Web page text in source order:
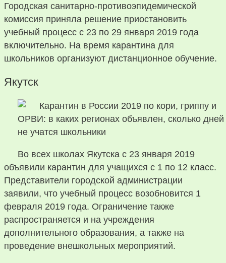
Городская санитарно-противоэпидемической
комиссия приняла решение приостановить
учебный процесс с 23 по 29 января 2019 года
включительно. На время карантина для
школьников организуют дистанционное обучение.
Якутск
Во всех школах Якутска с 23 января 2019
объявили карантин для учащихся с 1 по 12 класс.
Представители городской администрации
заявили, что учебный процесс возобновится 1
февраля 2019 года. Ограничение также
распространяется и на учреждения
дополнительного образования, а также на
проведение внешкольных мероприятий.